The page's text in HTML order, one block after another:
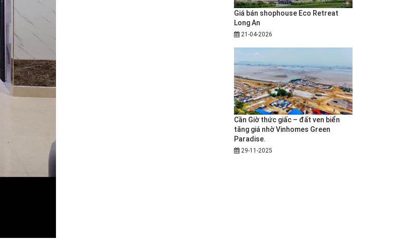
Giá bán shophouse Eco Retreat
Long An
21-04-2026
Cần Giờ thức giấc – đất ven biển
tăng giá nhờ Vinhomes Green
Paradise.
29-11-2025